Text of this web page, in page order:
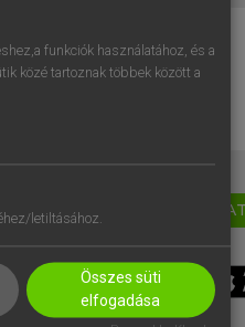
funkciók használatához, és a
közé tartoznak többek között a
letiltásához.
Összes süti
elfogadása